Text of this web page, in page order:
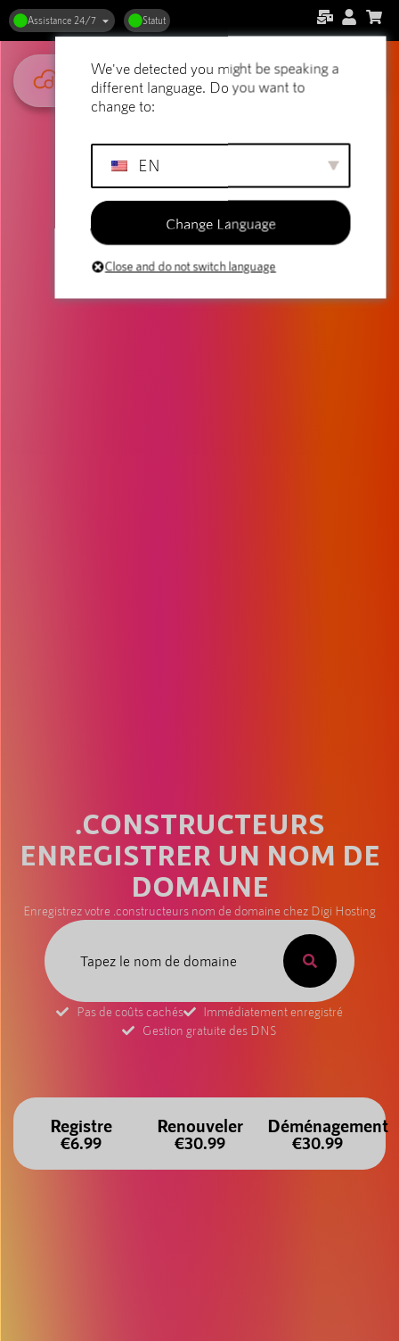
Assistance 24/7 Statut
.CONSTRUCTEURS
ENREGISTRER UN NOM DE
DOMAINE
Enregistrez votre .constructeurs nom de domaine chez Digi Hosting
Pas de coûts cachés
Immédiatement enregistré
Gestion gratuite des DNS
Registre
€6.99
Renouveler
€30.99
Déménagement
€30.99
We've detected you might be speaking a
different language. Do you want to
change to:
EN
Change Language
Close and do not switch language